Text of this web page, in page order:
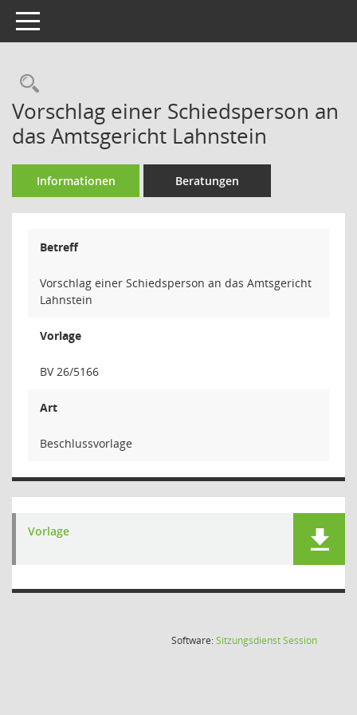
Toggle navigation
Rechercheauswahl
Vorschlag einer Schiedsperson an
das Amtsgericht Lahnstein
Informationen Beratungen
Betreff
Vorschlag einer Schiedsperson an das Amtsgericht
Lahnstein
Vorlage
BV 26/5166
Art
Beschlussvorlage
Vorlage
Software:SitzungsdienstSession(Wird in